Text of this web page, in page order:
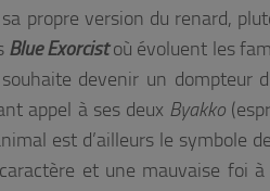
propre version du renard,
Blue Exorcistoù évoluent les
devenir un dompteur
appel à ses deux Byakko
est d’ailleurs le symbole
et une mauvaise foi à